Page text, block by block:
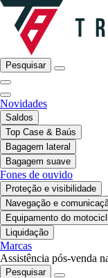
Pesquisar
Novidades
Saldos
Top Case & Baús
Bagagem lateral
Bagagem suave
Fones de ouvido
Proteção e visibilidade
Navegação e
Equipamento do
Liquidação
Marcas
Assistência pós-venda
Pesquisar